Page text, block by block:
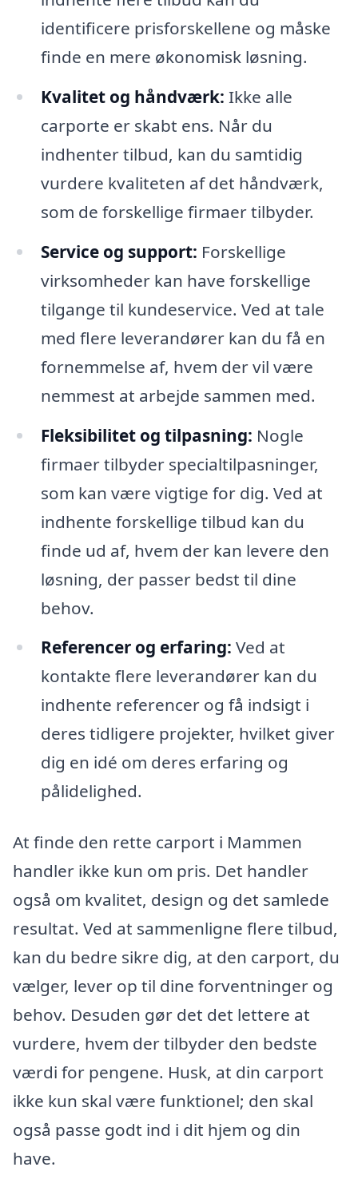
identificere prisforskellene og måske
finde en mere økonomisk løsning.
Kvalitet og håndværk: Ikke alle
carporte er skabt ens. Når du
indhenter tilbud, kan du samtidig
vurdere kvaliteten af det håndværk,
som de forskellige firmaer tilbyder.
Service og support: Forskellige
virksomheder kan have forskellige
tilgange til kundeservice. Ved at tale
med flere leverandører kan du få en
fornemmelse af, hvem der vil være
nemmest at arbejde sammen med.
Fleksibilitet og tilpasning: Nogle
firmaer tilbyder specialtilpasninger,
som kan være vigtige for dig. Ved at
indhente forskellige tilbud kan du
finde ud af, hvem der kan levere den
løsning, der passer bedst til dine
behov.
Referencer og erfaring: Ved at
kontakte flere leverandører kan du
indhente referencer og få indsigt i
deres tidligere projekter, hvilket giver
dig en idé om deres erfaring og
pålidelighed.
At finde den rette carport i Mammen
handler ikke kun om pris. Det handler
også om kvalitet, design og det samlede
resultat. Ved at sammenligne flere tilbud,
kan du bedre sikre dig, at den carport, du
vælger, lever op til dine forventninger og
behov. Desuden gør det det lettere at
vurdere, hvem der tilbyder den bedste
værdi for pengene. Husk, at din carport
ikke kun skal være funktionel; den skal
også passe godt ind i dit hjem og din
have.